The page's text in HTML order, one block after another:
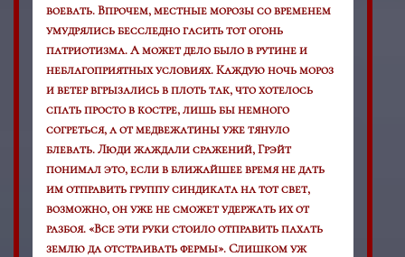
воевать. Впрочем, местные морозы со временем
умудрялись бесследно гасить тот огонь
патриотизма. А может дело было в рутине и
неблагоприятных условиях. Каждую ночь мороз
и ветер вгрызались в плоть так, что хотелось
спать просто в костре, лишь бы немного
согреться, а от медвежатины уже тянуло
блевать. Люди жаждали сражений, Грэйт
понимал это, если в ближайшее время не дать
им отправить группу синдиката на тот свет,
возможно, он уже не сможет удержать их от
разбоя. «Все эти руки стоило отправить пахать
землю да отстраивать фермы». Слишком уж